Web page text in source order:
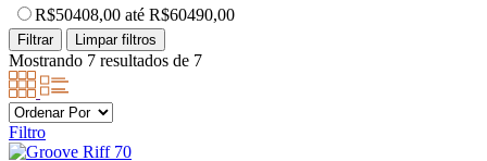
R$50408,00 até R$60490,00
Mostrando 7 resultados de 7
Filtro